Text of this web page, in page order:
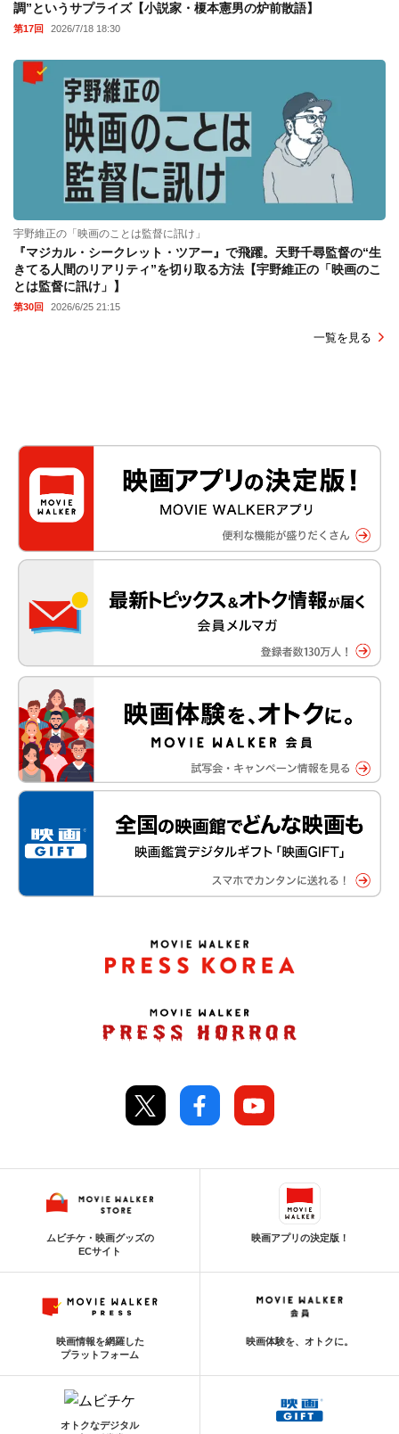
調”というサプライズ【小説家・榎本憲男の炉前散語】
第17回 2026/7/18 18:30
宇野維正の「映画のことは監督に訊け」
『マジカル・シークレット・ツアー』で飛躍。天野千尋監督の“生
きてる人間のリアリティ”を切り取る方法【宇野維正の「映画のこ
とは監督に訊け」】
第30回 2026/6/25 21:15
一覧を見る
ムビチケ・映画グッズの
ECサイト
映画アプリの決定版！
映画情報を網羅した
プラットフォーム
映画体験を、オトクに。
オトクなデジタル